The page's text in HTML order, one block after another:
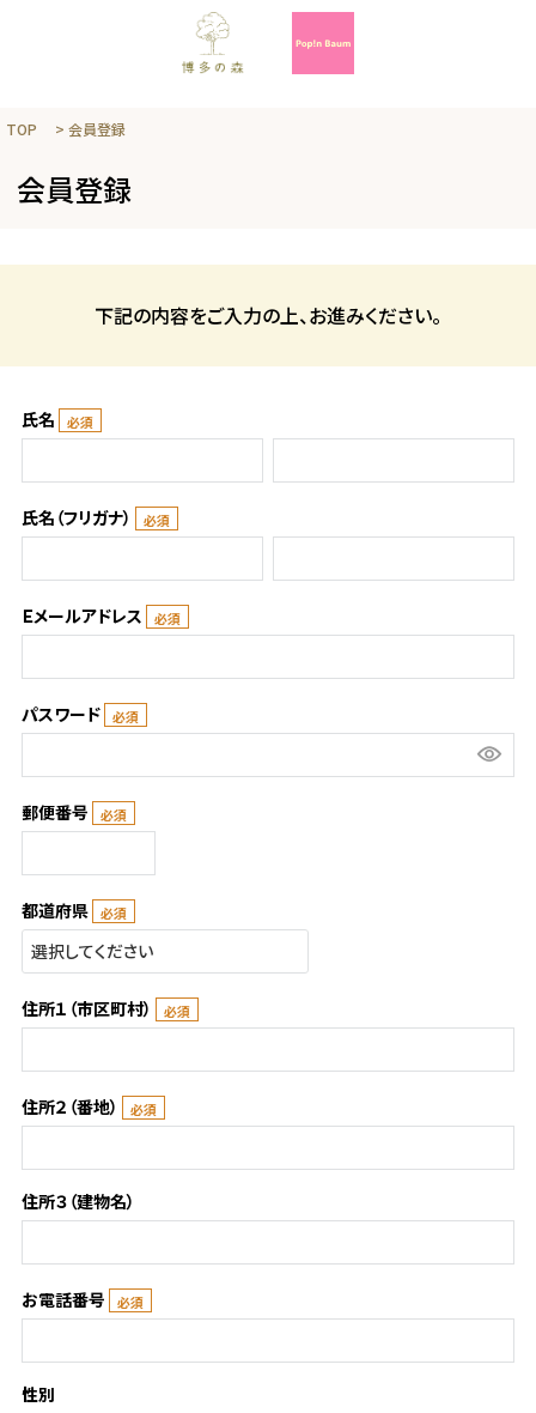
TOP 会員登録
会員登録
下記の内容をご入力の上、お進みください。
氏名
氏名（フリガナ）
Ｅメールアドレス
パスワード
郵便番号
都道府県
住所１（市区町村）
住所２（番地）
住所３（建物名）
お電話番号
性別